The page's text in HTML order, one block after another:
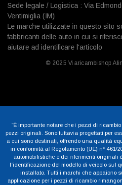
Sede legale / Logistica : Via
Ventimiglia (IM)
Le marche utilizzate in questo sito
fabbricanti delle auto in cui si
aiutare ad identificare l'articolo
© 2025 Viaricambishop
"È importante notare che i pezzi di
pezzi originali. Sono tuttavia progettati per
a cui sono destinati, offrendo una qualità
in conformità al Regolamento (UE) n° 461/
automobilistiche e dei riferimenti originali
l'identificazione del modello di veicolo sul
installato. Tutti i marchi che appaiono
applicazione per i pezzi di ricambio